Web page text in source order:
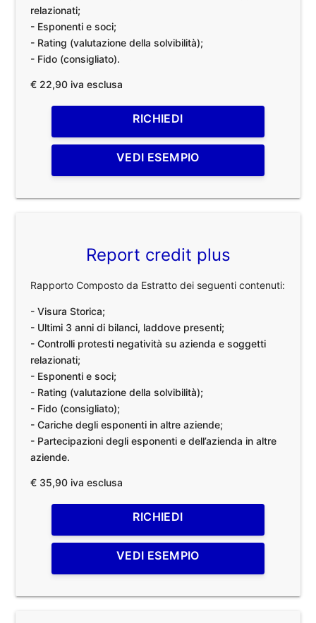
relazionati;
- Esponenti e soci;
- Rating (valutazione della solvibilità);
- Fido (consigliato).
€ 22,90 iva esclusa
RICHIEDI
VEDI ESEMPIO
Report credit plus
Rapporto Composto da Estratto dei seguenti contenuti:
- Visura Storica;
- Ultimi 3 anni di bilanci, laddove presenti;
- Controlli protesti negatività su azienda e soggetti
relazionati;
- Esponenti e soci;
- Rating (valutazione della solvibilità);
- Fido (consigliato);
- Cariche degli esponenti in altre aziende;
- Partecipazioni degli esponenti e dell’azienda in altre
aziende.
€ 35,90 iva esclusa
RICHIEDI
VEDI ESEMPIO